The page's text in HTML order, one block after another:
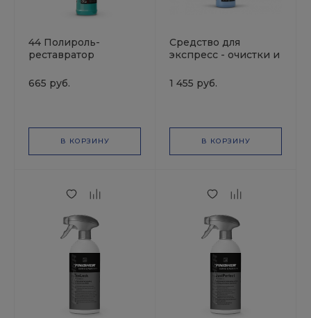
44 Полироль-
реставратор
SHINY EYES, 0,5л.
SMART OPEN
665 руб.
В КОРЗИНУ
Средство для
экспресс - очистки и
STEP 26 (0,5л)
1 455 руб.
В КОРЗИНУ